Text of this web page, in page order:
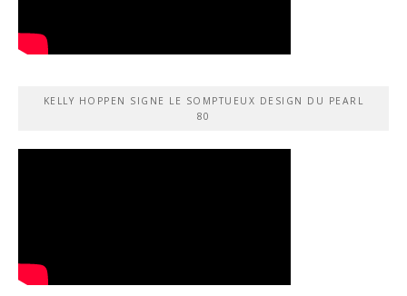
KELLY HOPPEN SIGNE LE SOMPTUEUX DESIGN DU PEARL
80